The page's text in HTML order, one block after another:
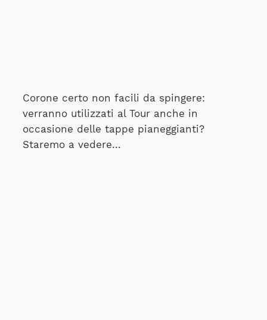
Corone certo non facili da spingere:
verranno utilizzati al Tour anche in
occasione delle tappe pianeggianti?
Staremo a vedere...